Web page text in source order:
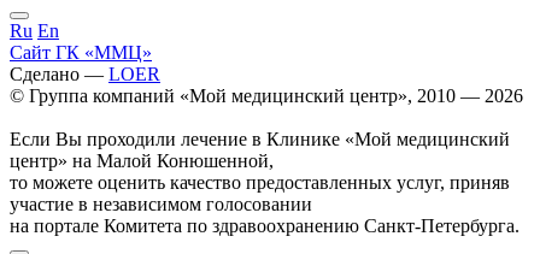
Ru En
Сайт ГК «ММЦ»
Сделано — LOER
© Группа компаний «Мой медицинский центр», 2010 — 2026
Если Вы проходили лечение в Клинике «Мой медицинский
центр» на Малой Конюшенной,
то можете оценить качество предоставленных услуг, приняв
участие в независимом голосовании
на портале Комитета по здравоохранению Санкт-Петербурга.